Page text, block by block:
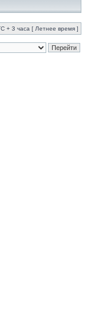
+ 3 часа [ Летнее время ]